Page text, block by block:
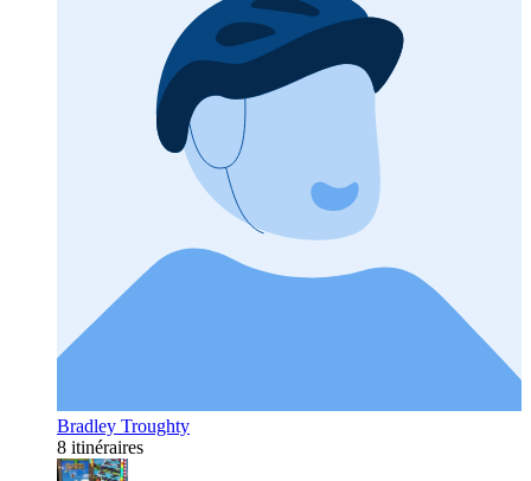
Bradley Troughty
8 itinéraires